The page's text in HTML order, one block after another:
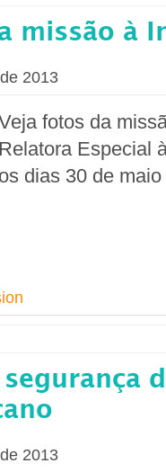
missão à
2013
fotos da
Relatora Especial
os dias 30 de
2013